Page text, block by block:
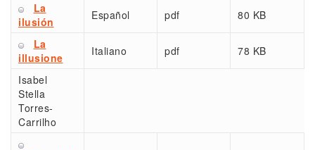
La
ilusión
Español pdf 80 KB
La
illusione
Italiano pdf 78 KB
Isabel
Stella
Torres-
Carrilho